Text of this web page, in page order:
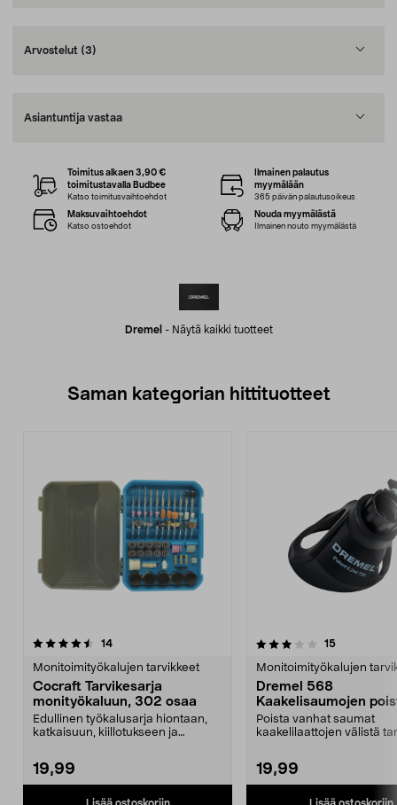
Arvostelut (3)
Asiantuntija vastaa
Dremel - Näytä kaikki tuotteet
Toimitus alkaen 3,90 €
toimitustavalla Budbee
Katso toimitusvaihtoehdot
Ilmainen palautus
myymälään
365 päivän palautusoikeus
Maksuvaihtoehdot
Katso ostoehdot
Nouda myymälästä
Ilmainen nouto myymälästä
Saman kategorian hittituotteet
14arvostelut
Monitoimityökalujen tarvikkeet
Cocraft Tarvikesarja
monityökaluun, 302 osaa
Edullinen työkalusarja hiontaan,
katkaisuun, kiillotukseen ja
19,99
Lisää ostoskoriin
3.5 viidestä
15arvostelut
Monitoimityökalujen
Dremel 568
Kaakelisaumojen
2 osaa
Poista vanhat saumat
kaakelilaattojen välistä
19,99
Lisää ostoskoriin
4.0 viidestä